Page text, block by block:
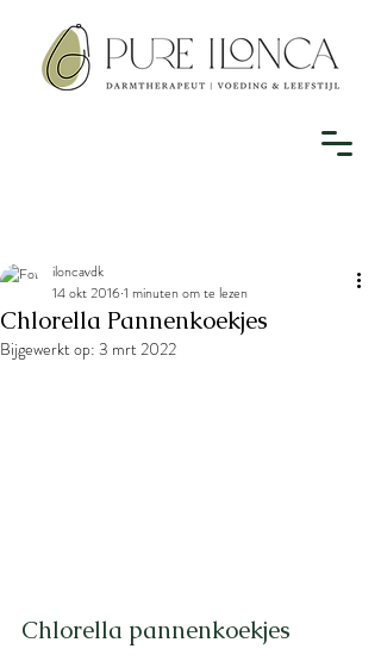
Chlorella Pannenkoekjes
iloncavdk
14 okt 20161 minuten om te lezen
Bijgewerkt op: 3 mrt 2022
Chlorella pannenkoekjes